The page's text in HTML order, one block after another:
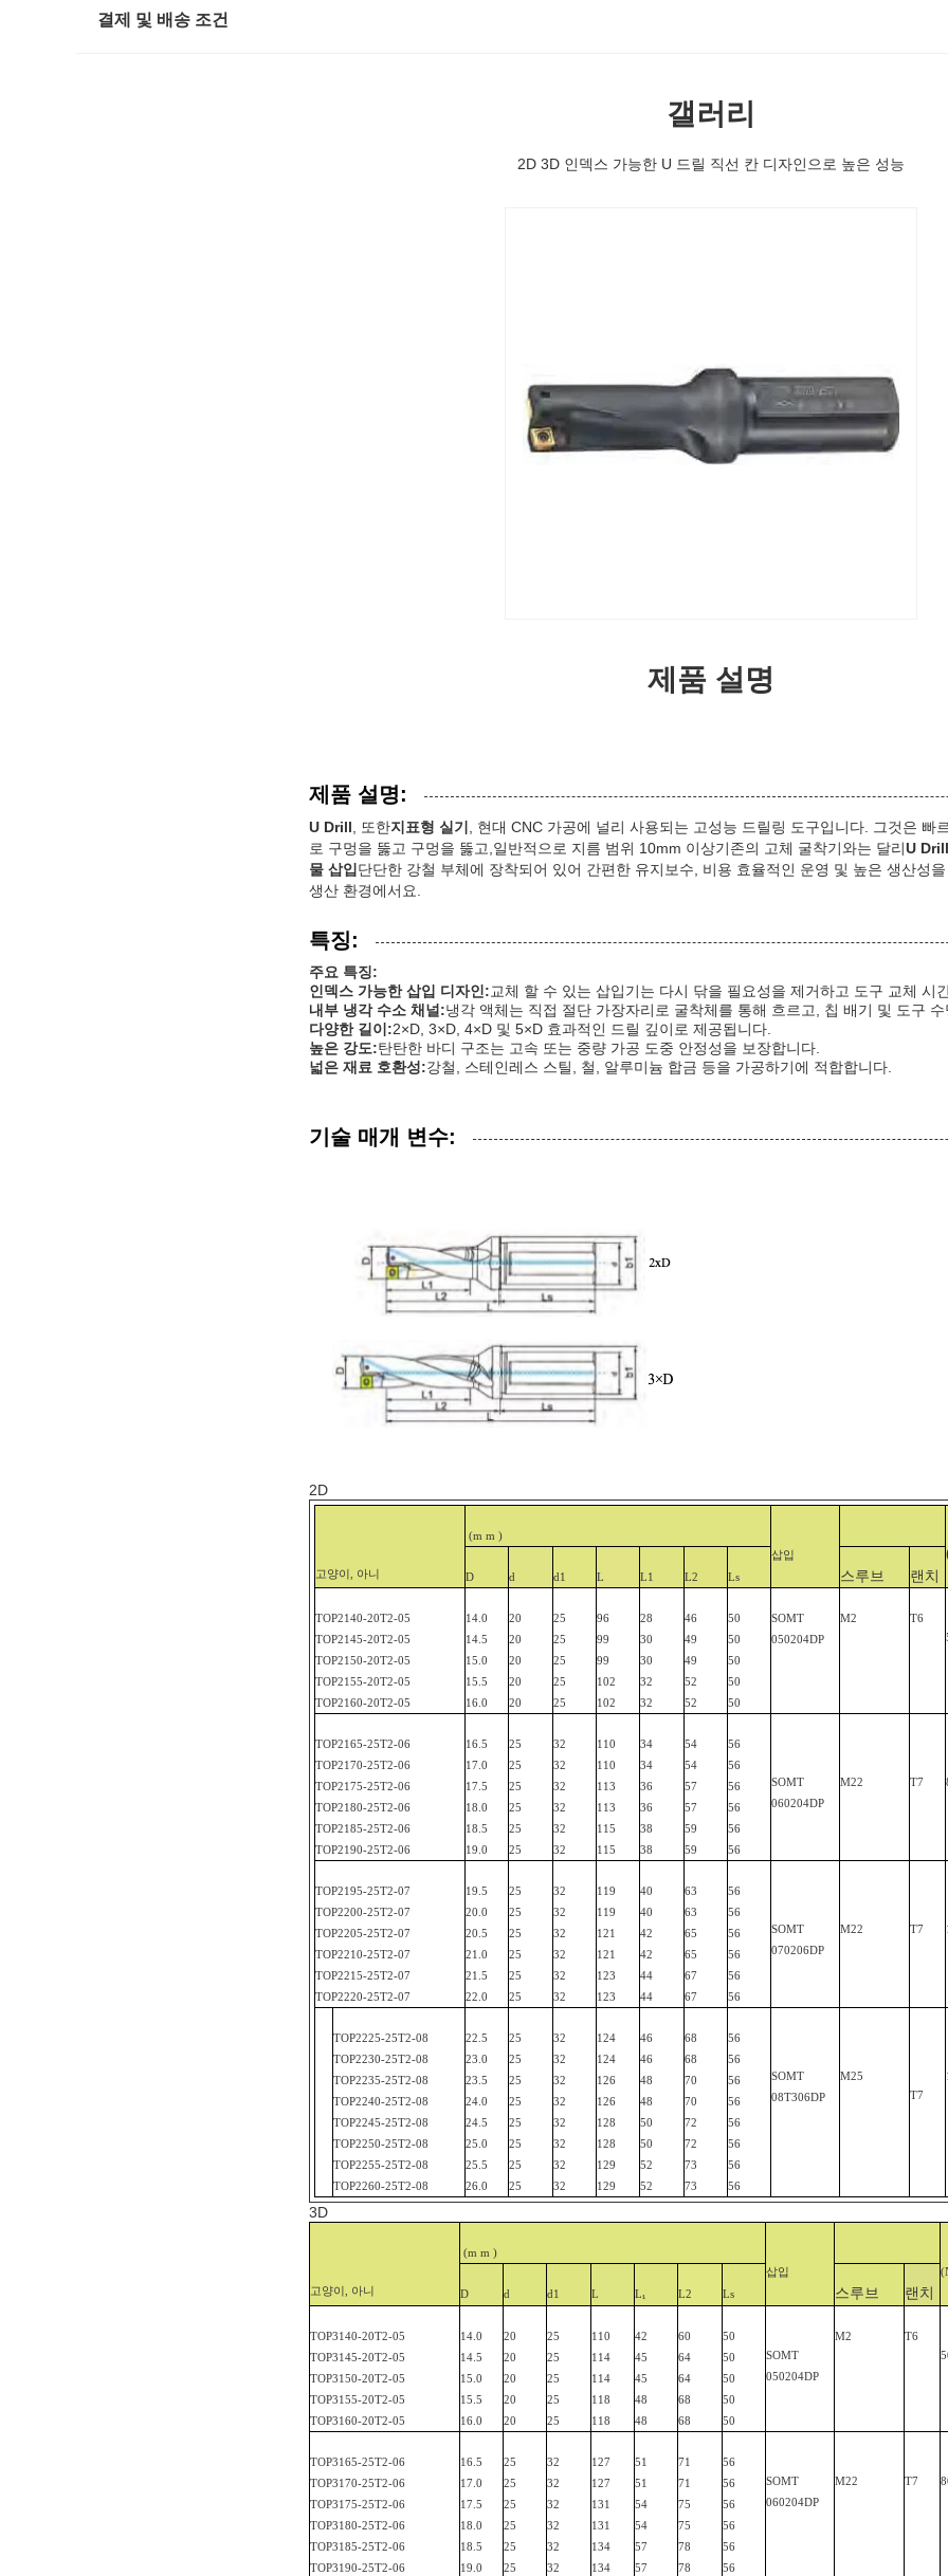
결제 및 배송 조건
갤러리
2D 3D 인덱스 가능한 U 드릴 직선 칸 디자인으로 높은 성능
제품 설명
제품 설명:
U Drill , 또한지표형 실기
, 현대 CNC 가공에 널리 사용되는 고성능 드릴링 도구입니다. 그것은 빠
로 구멍을 뚫고 구멍을 뚫고,일반적으로 지름 범위 10mm 이상기존의 고체 굴착기와는 달리U Drill
물 삽입 단단한 강철 부체에 장착되어 있어 간편한 유지보수, 비용 효율적인 운영 및 높은 생산성
생산 환경에서요.
특징:
주요 특징:
인덱스 가능한 삽입 디자인:교체 할 수 있는 삽입기는 다시 닦을 필요성을 제거하고 도구 교체 시
내부 냉각 수소 채널:냉각 액체는 직접 절단 가장자리로 굴착체를 통해 흐르고, 칩 배기 및 도구 수
다양한 길이:2×D, 3×D, 4×D 및 5×D 효과적인 드릴 깊이로 제공됩니다.
높은 강도:탄탄한 바디 구조는 고속 또는 중량 가공 도중 안정성을 보장합니다.
넓은 재료 호환성:강철, 스테인레스 스틸, 철, 알루미늄 합금 등을 가공하기에 적합합니다.
기술 매개 변수:
2D
고양이, 아니
(m m )
삽입
D d d1 L L1 L2 Ls 스루브 랜치
TOP2140-20T2-05
TOP2145-20T2-05
TOP2150-20T2-05
TOP2155-20T2-05
TOP2160-20T2-05
14.0
14.5
15.0
15.5
16.0
20
20
20
20
20
25
25
25
25
25
96
99
99
102
102
28
30
30
32
32
46
49
49
52
52
50
50
50
50
50
SOMT
050204DP
M2
T6
TOP2165-25T2-06
TOP2170-25T2-06
TOP2175-25T2-06
TOP2180-25T2-06
TOP2185-25T2-06
TOP2190-25T2-06
16.5
17.0
17.5
18.0
18.5
19.0
25
25
25
25
25
25
32
32
32
32
32
32
110
110
113
113
115
115
34
34
36
36
38
38
54
54
57
57
59
59
56
56
56
56
56
56
SOMT
060204DP
M22 T7
TOP2195-25T2-07
TOP2200-25T2-07
TOP2205-25T2-07
TOP2210-25T2-07
TOP2215-25T2-07
TOP2220-25T2-07
19.5
20.0
20.5
21.0
21.5
22.0
25
25
25
25
25
25
32
32
32
32
32
32
119
119
121
121
123
123
40
40
42
42
44
44
63
63
65
65
67
67
56
56
56
56
56
56
SOMT
070206DP
M22 T7
TOP2225-25T2-08
TOP2230-25T2-08
TOP2235-25T2-08
TOP2240-25T2-08
TOP2245-25T2-08
TOP2250-25T2-08
TOP2255-25T2-08
TOP2260-25T2-08
22.5
23.0
23.5
24.0
24.5
25.0
25.5
26.0
25
25
25
25
25
25
25
25
32
32
32
32
32
32
32
32
124
124
126
126
128
128
129
129
46
46
48
48
50
50
52
52
68
68
70
70
72
72
73
73
56
56
56
56
56
56
56
56
SOMT
08T306DP
M25
T7
3D
고양이, 아니
(m m )
삽입
D
d d1 L L₁ L2 Ls 스루브 랜치
TOP3140-20T2-05
TOP3145-20T2-05
TOP3150-20T2-05
TOP3155-20T2-05
TOP3160-20T2-05
14.0
14.5
15.0
15.5
16.0
20
20
20
20
20
25
25
25
25
25
110
114
114
118
118
42
45
45
48
48
60
64
64
68
68
50
50
50
50
50
SOMT
050204DP
M2
T6
TOP3165-25T2-06
TOP3170-25T2-06
TOP3175-25T2-06
TOP3180-25T2-06
TOP3185-25T2-06
TOP3190-25T2-06
16.5
17.0
17.5
18.0
18.5
19.0
25
25
25
25
25
25
32
32
32
32
32
32
127
127
131
131
134
134
51
51
54
54
57
57
71
71
75
75
78
78
56
56
56
56
56
56
SOMT
060204DP
M22 T7